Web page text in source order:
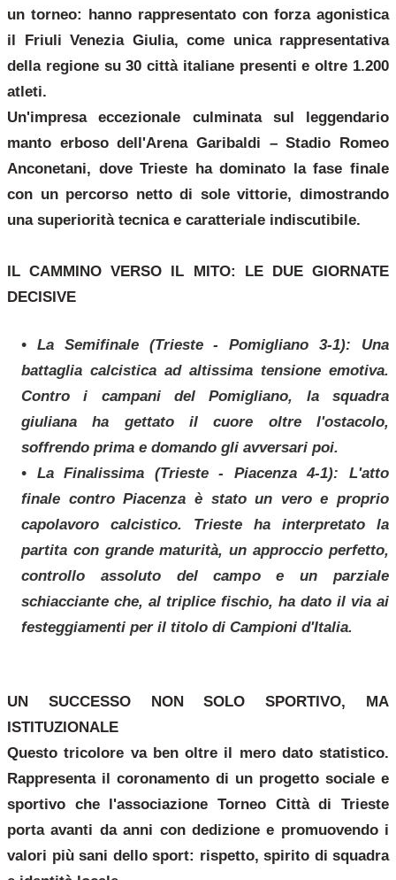
un torneo: hanno rappresentato con forza agonistica
il Friuli Venezia Giulia, come unica rappresentativa
della regione su 30 città italiane presenti e oltre 1.200
atleti.
Un'impresa eccezionale culminata sul leggendario
manto erboso dell'Arena Garibaldi – Stadio Romeo
Anconetani, dove Trieste ha dominato la fase finale
con un percorso netto di sole vittorie, dimostrando
una superiorità tecnica e caratteriale indiscutibile.
IL CAMMINO VERSO IL MITO: LE DUE GIORNATE
DECISIVE
• La Semifinale (Trieste - Pomigliano 3-1): Una
battaglia calcistica ad altissima tensione emotiva.
Contro i campani del Pomigliano, la squadra
giuliana ha gettato il cuore oltre l'ostacolo,
soffrendo prima e domando gli avversari poi.
• La Finalissima (Trieste - Piacenza 4-1): L'atto
finale contro Piacenza è stato un vero e proprio
capolavoro calcistico. Trieste ha interpretato la
partita con grande maturità, un approccio perfetto,
controllo assoluto del campo e un parziale
schiacciante che, al triplice fischio, ha dato il via ai
festeggiamenti per il titolo di Campioni d'Italia.
UN SUCCESSO NON SOLO SPORTIVO, MA
ISTITUZIONALE
Questo tricolore va ben oltre il mero dato statistico.
Rappresenta il coronamento di un progetto sociale e
sportivo che l'associazione Torneo Città di Trieste
porta avanti da anni con dedizione e promuovendo i
valori più sani dello sport: rispetto, spirito di squadra